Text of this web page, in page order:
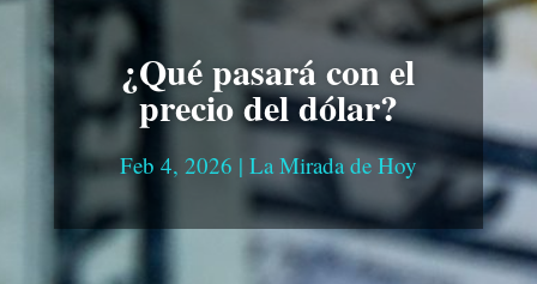
¿Qué pasará con el
precio del dólar?
Feb 4, 2026 | La Mirada de Hoy